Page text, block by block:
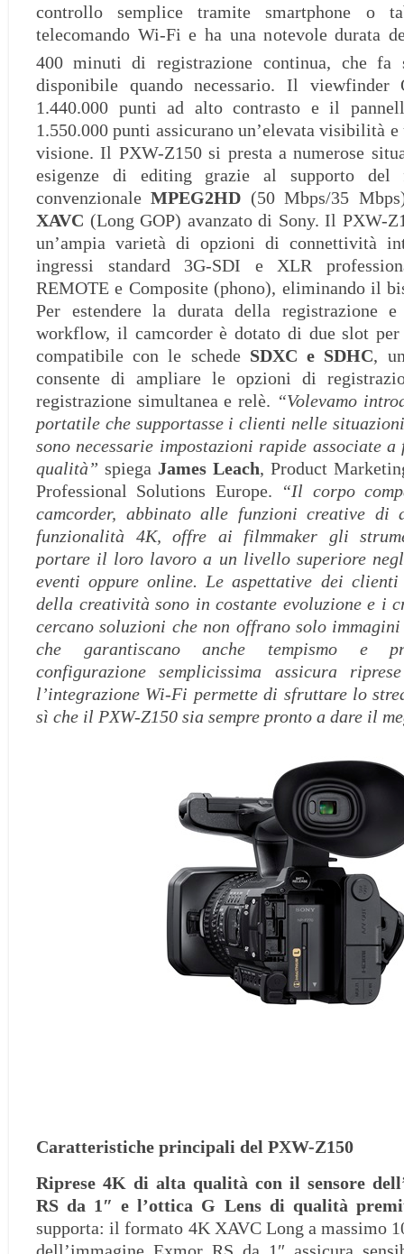
controllo semplice tramite smartphone o
telecomando Wi-Fi e ha una notevole durata
400 minuti di registrazione continua, che fa
disponibile quando necessario. Il viewfinder
1.440.000 punti ad alto contrasto e il
1.550.000 punti assicurano un’elevata visibilità
visione. Il PXW-Z150 si presta a numerose
esigenze di editing grazie al supporto del
convenzionaleMPEG2HD (50 Mbps/35
XAVC (Long GOP) avanzato di Sony. Il PXW-
un’ampia varietà di opzioni di connettività
ingressi standard 3G-SDI e XLR
REMOTE e Composite (phono), eliminando il
Per estendere la durata della registrazione
workflow, il camcorder è dotato di due slot
compatibile con le schedeSDXC e SDHC,
consente di ampliare le opzioni di
registrazione simultanea e relè. “Volevamo
portatile che supportasse i clienti nelle
sono necessarie impostazioni rapide associate
qualità” spiega James Leach, Product
Professional Solutions Europe.
“Il corpo
camcorder, abbinato alle funzioni creative
funzionalità 4K, offre ai filmmaker gli
portare il loro lavoro a un livello superiore
eventi oppure online. Le aspettative dei
della creatività sono in costante evoluzione e i
cercano soluzioni che non offrano solo
che garantiscano anche tempismo e
configurazione semplicissima assicura
l’integrazione Wi-Fi permette di sfruttare lo
sì che il PXW-Z150 sia sempre pronto a dare il
Caratteristiche principali del PXW-Z150
Riprese 4K di alta qualità con il sensore
RS da 1″ e l’ottica G Lens di qualità
supporta: il formato 4K XAVC Long a massimo
dell’immagine Exmor RS da 1″ assicura